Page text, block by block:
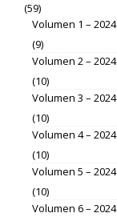
(59)
Volumen 1 – 2024
(9)
Volumen 2 – 2024
(10)
Volumen 3 – 2024
(10)
Volumen 4 – 2024
(10)
Volumen 5 – 2024
(10)
Volumen 6 – 2024